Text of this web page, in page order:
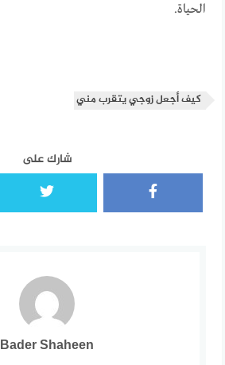
الحياة.
كيف أجعل زوجي يتقرب مني
شارك على
Bader Shaheen